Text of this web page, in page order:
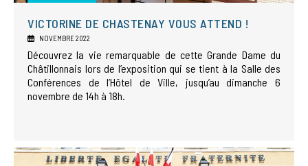
VICTORINE DE CHASTENAY VOUS ATTEND !
NOVEMBRE 2022
Découvrez la vie remarquable de cette Grande Dame du
Châtillonnais lors de l’exposition qui se tient à la Salle des
Conférences de l’Hôtel de Ville, jusqu’au dimanche 6
novembre de 14h à 18h.